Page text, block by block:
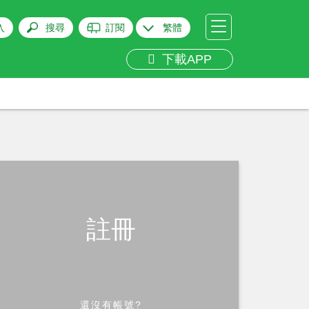
搜尋 訂閱 繁體
下載APP
註冊
還沒有帳號?